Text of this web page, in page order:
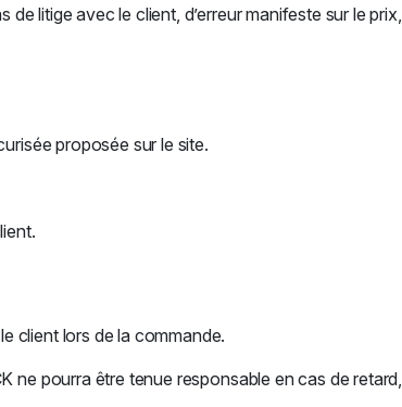
litige avec le client, d’erreur manifeste sur le
proposée sur le site.
client lors de la commande.
pourra être tenue responsable en cas de